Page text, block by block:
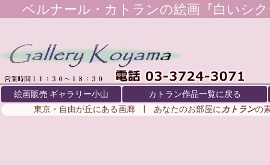
ベルナール・カトランの絵画『白いシ
絵画販売 ギャラリー小山
カトラン作品一覧に戻る
東京・自由が丘にある画廊 | あなたのお部屋に カトランの